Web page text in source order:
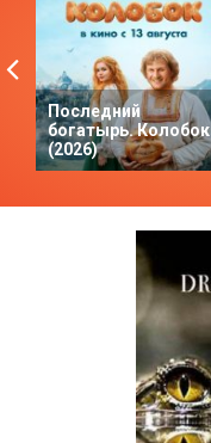
Последний
богатырь. Колобок
(2026)